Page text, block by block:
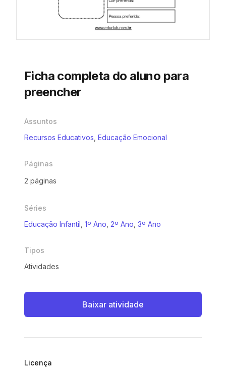
Ficha completa do aluno para
preencher
Assuntos
Recursos Educativos Educação Emocional
Páginas
2 páginas
Séries
Educação Infantil 1º Ano 2º Ano 3º Ano
Tipos
Atividades
Baixar atividade
Licença